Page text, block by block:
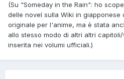
(Su "Someday in the Rain": ho
delle novel sulla Wiki in
originale per l'anime, ma è stata
allo stesso modo di altri altri
inserita nei volumi ufficiali.)